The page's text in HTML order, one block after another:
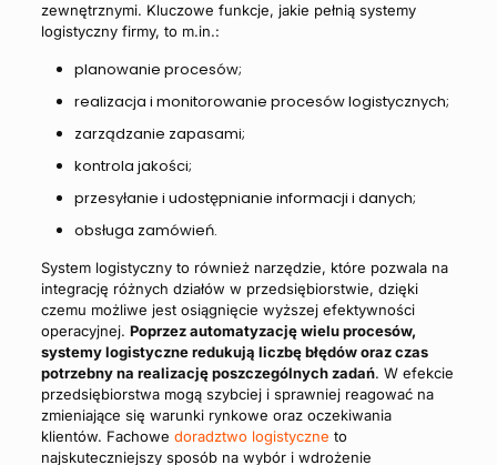
zewnętrznymi. Kluczowe funkcje, jakie pełnią systemy
logistyczny firmy, to m.in.:
planowanie procesów;
realizacja i monitorowanie procesów logistycznych;
zarządzanie zapasami;
kontrola jakości;
przesyłanie i udostępnianie informacji i danych;
obsługa zamówień.
System logistyczny to również narzędzie, które pozwala na
integrację różnych działów w przedsiębiorstwie, dzięki
czemu możliwe jest osiągnięcie wyższej efektywności
operacyjnej. Poprzez automatyzację wielu procesów,
systemy logistyczne redukują liczbę błędów oraz czas
potrzebny na realizację poszczególnych zadań. W efekcie
przedsiębiorstwa mogą szybciej i sprawniej reagować na
zmieniające się warunki rynkowe oraz oczekiwania
klientów. Fachowe doradztwo logistyczne to
najskuteczniejszy sposób na wybór i wdrożenie